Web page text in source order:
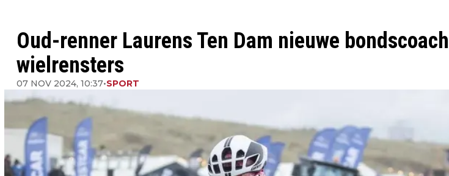
Oud-renner Laurens Ten Dam nieuwe bondscoach
wielrensters
07 NOV 2024, 10:37•SPORT